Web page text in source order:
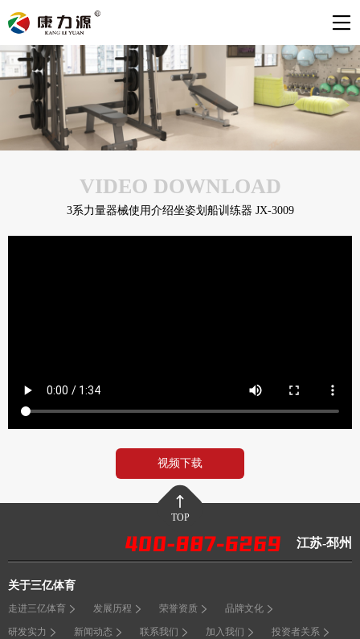
VIDEO DOWNLOAD
3系力量器械使用介绍坐姿划船训练器 JX-3009
视频下载
TOP
江苏-邳州
关于三亿体育
走进三亿体育 发展历程 荣誉资质 品牌文化
研发实力 新闻动态 联系我们 加入我们 投资者关系